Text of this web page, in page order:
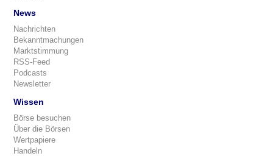
News
Nachrichten
Bekanntmachungen
Marktstimmung
RSS-Feed
Podcasts
Newsletter
Wissen
Börse besuchen
Über die Börsen
Wertpapiere
Handeln